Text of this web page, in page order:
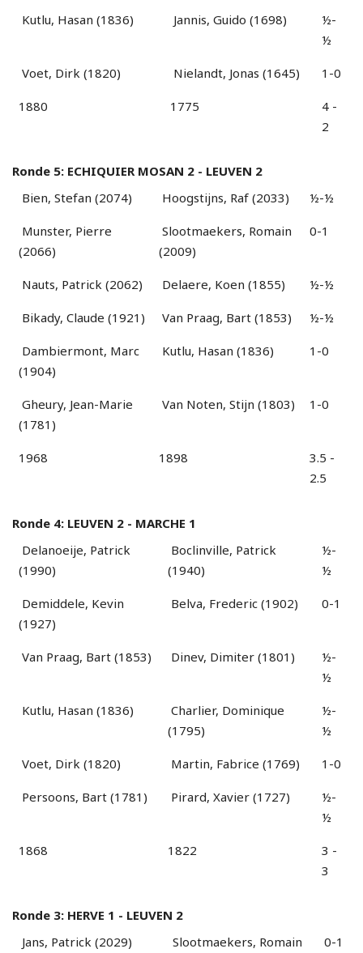
1880 1775
4 -
2
Kutlu, Hasan (1836) Jannis, Guido (1698)
½-
½
Voet, Dirk (1820) Nielandt, Jonas (1645) 1-0
Ronde 5: ECHIQUIER MOSAN 2 - LEUVEN 2
1968 1898
3.5 -
2.5
Bien, Stefan (2074) Hoogstijns, Raf (2033) ½-½
Munster, Pierre
(2066)
Slootmaekers, Romain
(2009)
0-1
Nauts, Patrick (2062) Delaere, Koen (1855) ½-½
Bikady, Claude (1921) Van Praag, Bart (1853) ½-½
Dambiermont, Marc
(1904)
Kutlu, Hasan (1836) 1-0
Gheury, Jean-Marie
(1781)
Van Noten, Stijn (1803) 1-0
Ronde 4: LEUVEN 2 - MARCHE 1
1868 1822
3 -
3
Delanoeije, Patrick
(1990)
Boclinville, Patrick
(1940)
½-
½
Demiddele, Kevin
(1927)
Belva, Frederic (1902) 0-1
Van Praag, Bart (1853) Dinev, Dimiter (1801)
½-
½
Kutlu, Hasan (1836)
Charlier, Dominique
(1795)
½-
½
Voet, Dirk (1820) Martin, Fabrice (1769) 1-0
Persoons, Bart (1781) Pirard, Xavier (1727)
½-
½
Ronde 3: HERVE 1 - LEUVEN 2
Jans, Patrick (2029)
Slootmaekers, Romain
0-1